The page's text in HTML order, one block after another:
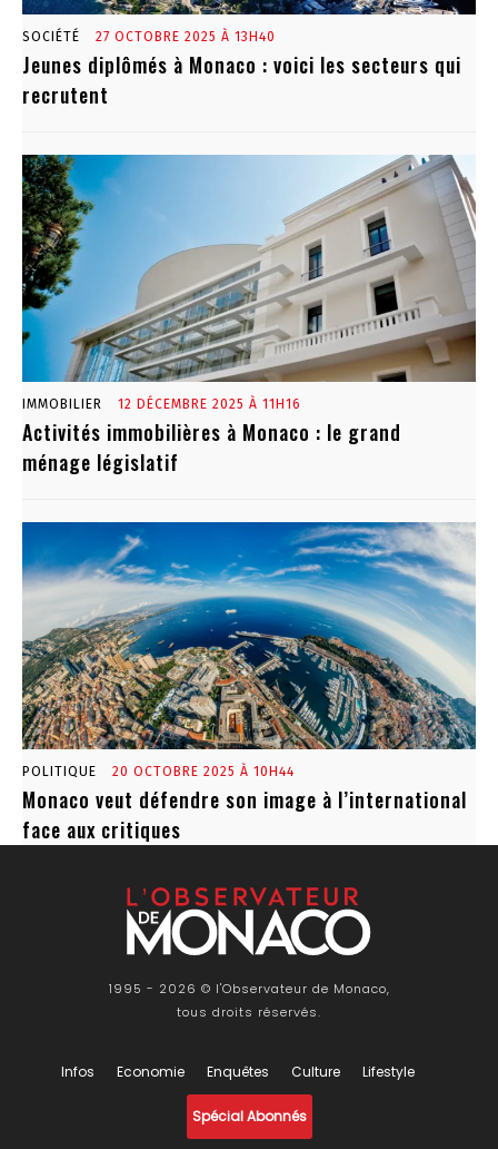
SOCIÉTÉ 27 OCTOBRE 2025 À 13H40
Jeunes diplômés à Monaco : voici les secteurs qui
recrutent
IMMOBILIER 12 DÉCEMBRE 2025 À 11H16
Activités immobilières à Monaco : le grand
ménage législatif
POLITIQUE 20 OCTOBRE 2025 À 10H44
Monaco veut défendre son image à l’international
face aux critiques
1995 - 2026 © l'Observateur de Monaco,
tous droits réservés.
Infos Economie Enquêtes Culture Lifestyle
Spécial Abonnés